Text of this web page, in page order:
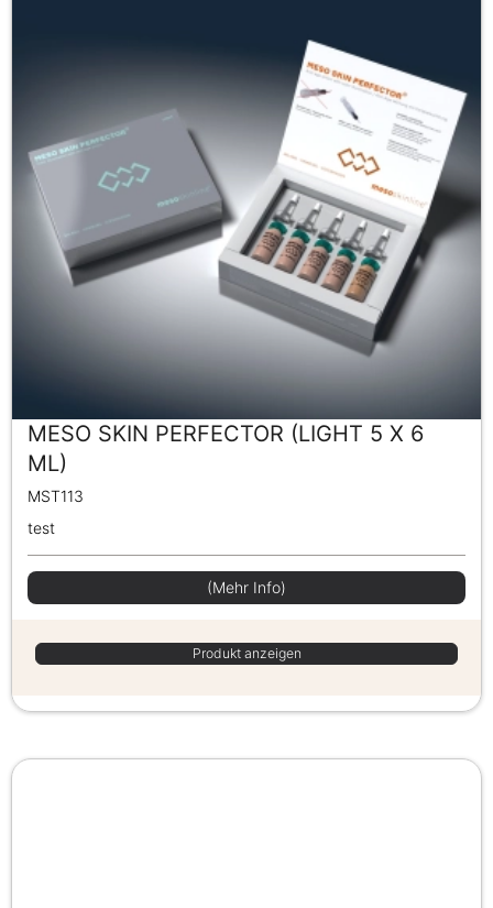
MESO SKIN PERFECTOR (LIGHT 5 X 6
ML)
MST113
test
(Mehr Info)
Produkt anzeigen